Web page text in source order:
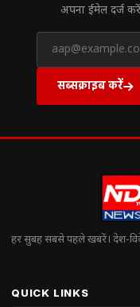
अपना ईमेल दर्ज
सब्सक्राइब करें
हर सुबह सबसे पहले खबरें। देश-
QUICK LINKS